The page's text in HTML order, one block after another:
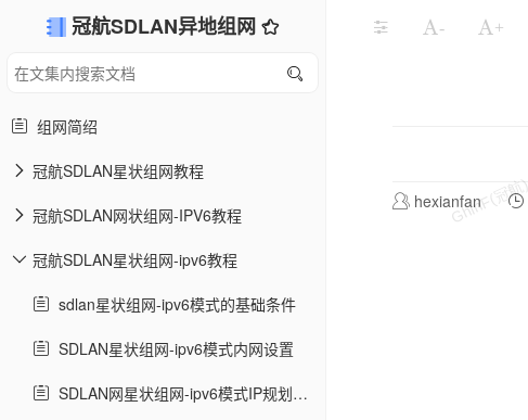
冠航SDLAN异地组网
组网简绍
冠航SDLAN星状组网教程
冠航SDLAN网状组网-IPV6教程
冠航SDLAN星状组网-ipv6教程
sdlan星状组网-ipv6模式的基础条件
SDLAN星状组网-ipv6模式内网设置
SDLAN网星状组网-ipv6模式IP规划注意事项
- +
hexianfan